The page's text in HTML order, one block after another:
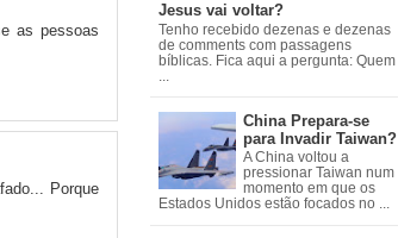
Jesus vai voltar?
Tenho recebido dezenas e dezenas
de comments com passagens
bíblicas. Fica aqui a pergunta: Quem
China Prepara-se
para Invadir Taiwan?
A China voltou a
pressionar Taiwan num
momento em que os
Estados Unidos estão focados no ...
as pessoas
Porque